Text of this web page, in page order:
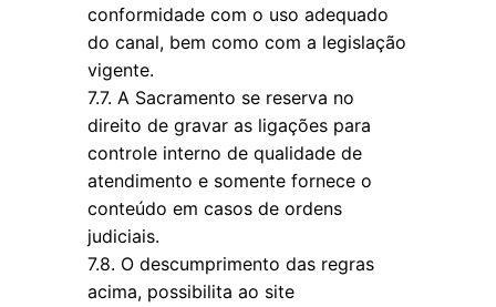
conformidade com o uso adequado
do canal, bem como com a legislação
vigente.
7.7. A Sacramento se reserva no
direito de gravar as ligações para
controle interno de qualidade de
atendimento e somente fornece o
conteúdo em casos de ordens
judiciais.
7.8. O descumprimento das regras
acima, possibilita ao site